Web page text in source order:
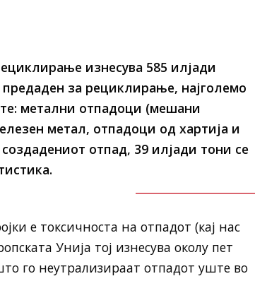
изнесува 585 илјади
за рециклирање, најголемо
метални отпадоци (мешани
метал, отпадоци од хартија и
отпад, 39 илјади тони се
е токсичноста на отпадот (кај нас
Унија тој изнесува околу пет
го неутрализираат отпадот уште во